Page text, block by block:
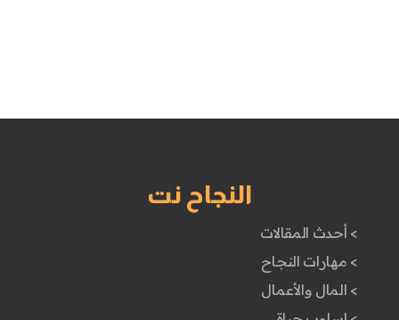
النجاح نت
> أحدث المقالات
> مهارات النجاح
> المال والأعمال